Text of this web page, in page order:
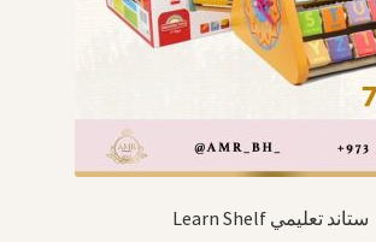
Learn Shelf ستاند تعليمي